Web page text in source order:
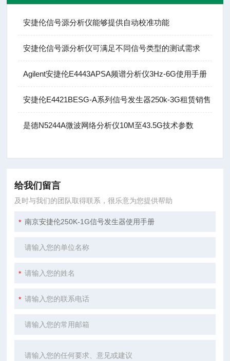
安捷伦信号源分析仪能够提供自动校准功能
安捷伦信号源分析仪可满足不同信号类型的测试需求
Agilent安捷伦E4443APSA频谱分析仪3Hz-6G使用手册
安捷伦E4421BESG-A系列信号发生器250k-3G租赁销售
是德N5244A微波网络分析仪10M至43.5G技术参数
给我们留言
及时与我们的团队取得联系，很乐意为您提供帮助